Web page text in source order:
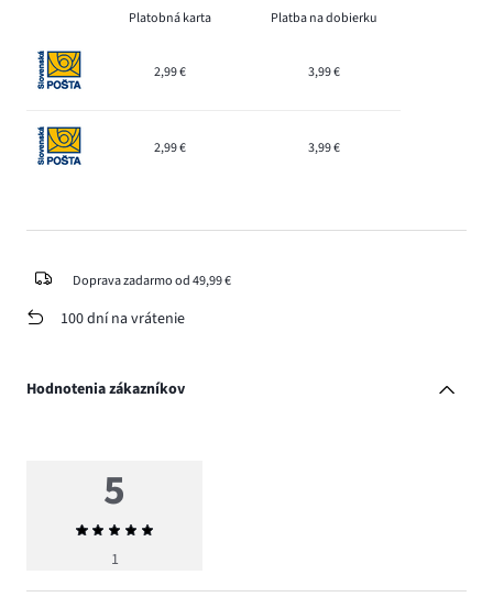
Platobná karta Platba na dobierku
2,99 € 3,99 €
2,99 € 3,99 €
Doprava zadarmo od 49,99 €
100 dní na vrátenie
Hodnotenia zákazníkov
5
Priemerné
hodnotenie
1